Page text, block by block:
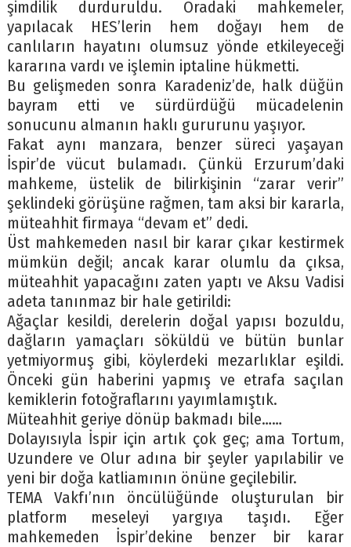
şimdilik durduruldu. Oradaki mahkemeler,
yapılacak HES’lerin hem doğayı hem de
canlıların hayatını olumsuz yönde etkileyeceği
kararına vardı ve işlemin iptaline hükmetti.
Bu gelişmeden sonra Karadeniz’de, halk düğün
bayram etti ve sürdürdüğü mücadelenin
sonucunu almanın haklı gururunu yaşıyor.
Fakat aynı manzara, benzer süreci yaşayan
İspir’de vücut bulamadı. Çünkü Erzurum’daki
mahkeme, üstelik de bilirkişinin “zarar verir”
şeklindeki görüşüne rağmen, tam aksi bir kararla,
müteahhit firmaya “devam et” dedi.
Üst mahkemeden nasıl bir karar çıkar kestirmek
mümkün değil; ancak karar olumlu da çıksa,
müteahhit yapacağını zaten yaptı ve Aksu Vadisi
adeta tanınmaz bir hale getirildi:
Ağaçlar kesildi, derelerin doğal yapısı bozuldu,
dağların yamaçları söküldü ve bütün bunlar
yetmiyormuş gibi, köylerdeki mezarlıklar eşildi.
Önceki gün haberini yapmış ve etrafa saçılan
kemiklerin fotoğraflarını yayımlamıştık.
Müteahhit geriye dönüp bakmadı bile……
Dolayısıyla İspir için artık çok geç; ama Tortum,
Uzundere ve Olur adına bir şeyler yapılabilir ve
yeni bir doğa katliamının önüne geçilebilir.
TEMA Vakfı’nın öncülüğünde oluşturulan bir
platform meseleyi yargıya taşıdı. Eğer
mahkemeden İspir’dekine benzer bir karar